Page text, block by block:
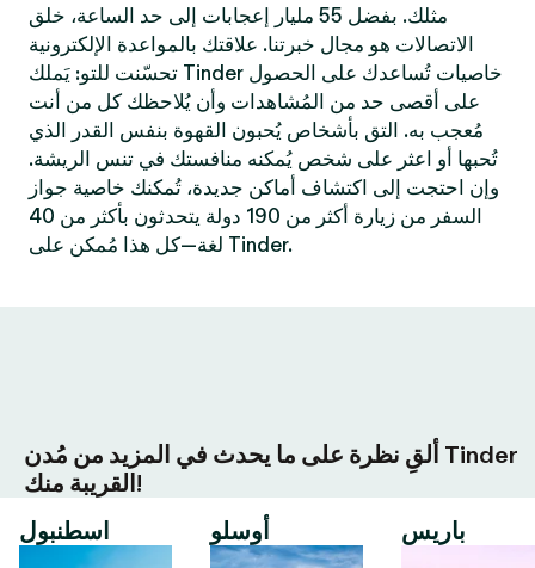
مثلك. بفضل 55 مليار إعجابات إلى حد الساعة، خلق
الاتصالات هو مجال خبرتنا. علاقتك بالمواعدة الإلكترونية
تحسّنت للتو: يَملك Tinder خاصيات تُساعدك على الحصول
على أقصى حد من المُشاهدات وأن يُلاحظك كل من أنت
مُعجب به. التق بأشخاص يُحبون القهوة بنفس القدر الذي
تُحبها أو اعثر على شخص يُمكنه منافستك في تنس الريشة.
وإن احتجت إلى اكتشاف أماكن جديدة، تُمكنك خاصية جواز
السفر من زيارة أكثر من 190 دولة يتحدثون بأكثر من 40
لغة—كل هذا مُمكن على Tinder.
ألقِ نظرة على ما يحدث في المزيد من مُدن Tinder
القريبة منك!
اسطنبول
أوسلو باريس